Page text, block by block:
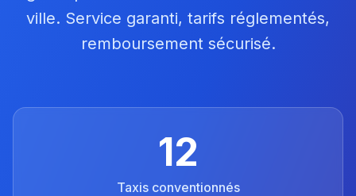
ville. Service garanti, tarifs réglementés,
remboursement sécurisé.
12
Taxis conventionnés